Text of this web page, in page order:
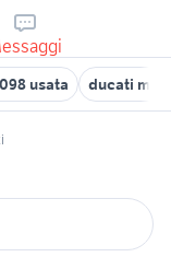
usata ducati